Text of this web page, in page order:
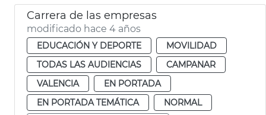
Carrera de las empresas
modificado hace 4 años
EDUCACIÓN Y DEPORTE
MOVILIDAD
TODAS LAS AUDIENCIAS
CAMPANAR
VALENCIA
EN PORTADA
EN PORTADA TEMÁTICA
NORMAL